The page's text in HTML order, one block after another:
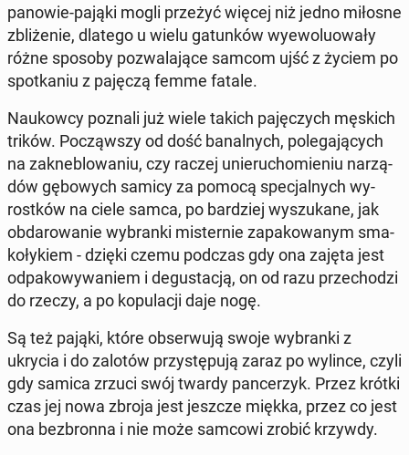
panowie-pająki mogli przeżyć więcej niż jedno miłosne
zbli­że­nie, dlatego u wielu ga­tun­ków wy­ewo­lu­owa­ły
różne sposoby po­zwa­la­ją­ce samcom ujść z życiem po
spo­tka­niu z pajęczą femme fatale.
Na­ukow­cy poznali już wiele takich pa­ję­czych męskich
trików. Po­cząw­szy od dość ba­nal­nych, po­le­ga­ją­cych
na za­kne­blo­wa­niu, czy raczej unie­ru­cho­mie­niu na­rzą­
dów gę­bo­wych samicy za pomocą spe­cjal­nych wy­
rost­ków na ciele samca, po bar­dziej wy­szu­ka­ne, jak
ob­da­ro­wa­nie wy­bran­ki mi­ster­nie za­pa­ko­wa­nym sma­
ko­ły­kiem - dzięki czemu podczas gdy ona zajęta jest
od­pa­ko­wy­wa­niem i de­gu­sta­cją, on od razu prze­cho­dzi
do rzeczy, a po ko­pu­la­cji daje nogę.
Są też pająki, które ob­ser­wu­ją swoje wy­bran­ki z
ukrycia i do zalotów przy­stę­pu­ją zaraz po wylince, czyli
gdy samica zrzuci swój twardy pan­ce­rzyk. Przez krótki
czas jej nowa zbroja jest jeszcze miękka, przez co jest
ona bez­bron­na i nie może samcowi zrobić krzywdy.